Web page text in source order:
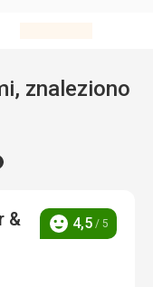
&
Ocena
4,5 / 5